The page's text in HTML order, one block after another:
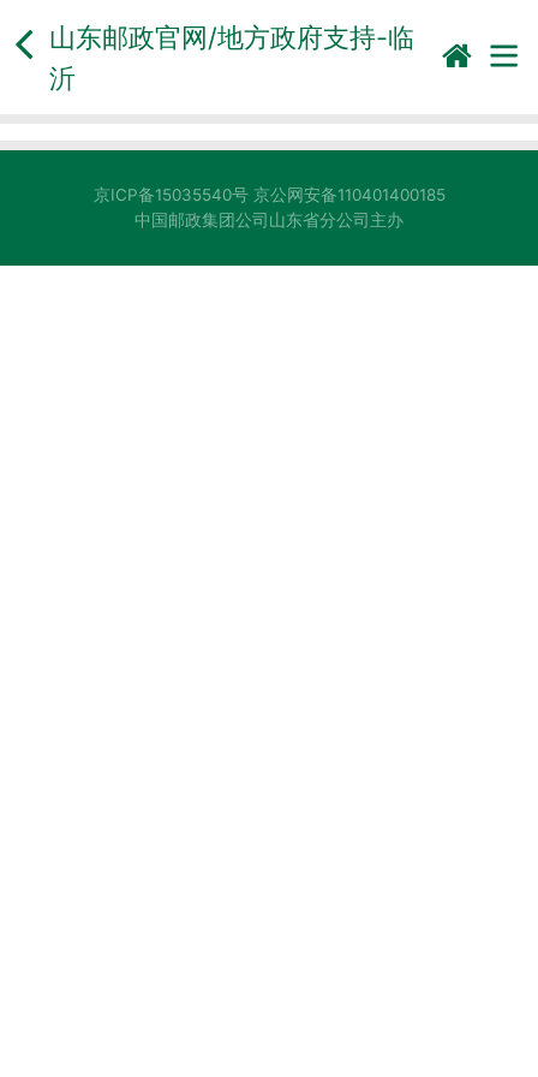
山东邮政官网/地方政府支持-临
沂
京ICP备15035540号 京公网安备110401400185
中国邮政集团公司山东省分公司主办